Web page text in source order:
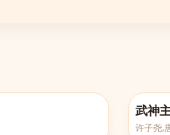
武神
许子尧,